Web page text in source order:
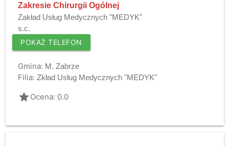
Zakresie Chirurgii Ogólnej
Zakład Usług Medycznych "MEDYK"
s.c.
POKAŻ TELEFON
Gmina: M. Zabrze
Filia: Zkład Usług Medycznych "MEDYK"
gradeOcena: 0.0